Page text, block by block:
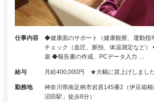
仕事内容
◆健康面のサポート（健康観察、運動
チェック（血圧、脈拍、体温測定など
薬 ◆報告書の作成、PCデータ入力 …
給与 月給400,000円 ★大幅に賃上げしました
勤務地
神奈川県南足柄市岩原145番2（伊豆箱
沼田駅」徒歩8分）